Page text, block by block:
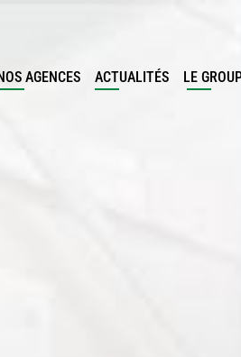
AGENCES ACTUALITÉS LE